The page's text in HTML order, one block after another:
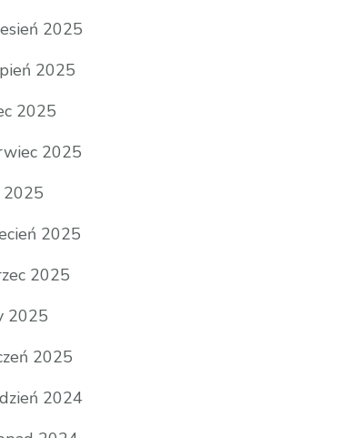
2025
2025
2025
2025
2025
2025
2025
2025
2025
2024